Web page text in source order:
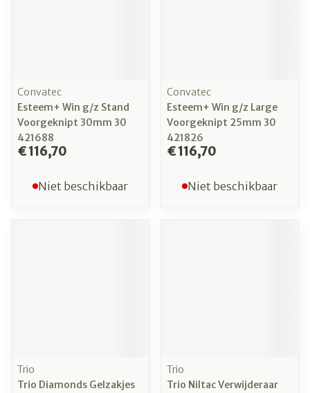
Convatec
Esteem+ Win g/z Stand
Voorgeknipt 30mm 30
421688
€ 116,70
Niet beschikbaar
Convatec
Esteem+ Win g/z Large
Voorgeknipt 25mm 30
421826
€ 116,70
Niet beschikbaar
Trio
Trio Diamonds Gelzakjes
Trio
Trio Niltac Verwijderaar